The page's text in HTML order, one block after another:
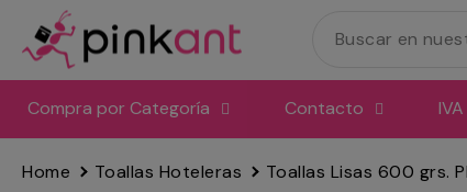
directamente
al
contenido
Compra por Categoría Contacto
Home Toallas Hoteleras Toallas Lisas 600 grs.